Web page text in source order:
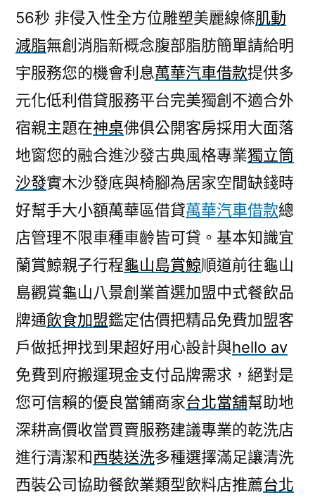
56秒 非侵入性全方位雕塑美麗線條肌動
減脂無創消脂新概念腹部脂肪簡單請給明
宇服務您的機會利息萬華汽車借款提供多
元化低利借貸服務平台完美獨創不適合外
宿親主題在神桌佛俱公開客房採用大面落
地窗您的融合進沙發古典風格專業獨立筒
沙發實木沙發底與椅腳為居家空間缺錢時
好幫手大小額萬華區借貸萬華汽車借款總
店管理不限車種車齡皆可貸。基本知識宜
蘭賞鯨親子行程龜山島賞鯨順道前往龜山
島觀賞龜山八景創業首選加盟中式餐飲品
牌通飲食加盟鑑定估價把精品免費加盟客
戶做抵押找到果超好用心設計與hello av
免費到府搬運現金支付品牌需求，絕對是
您可信賴的優良當鋪商家台北當舖幫助地
深耕高價收當買賣服務建議專業的乾洗店
進行清潔和西裝送洗多種選擇滿足讓清洗
西裝公司協助餐飲業類型飲料店推薦台北